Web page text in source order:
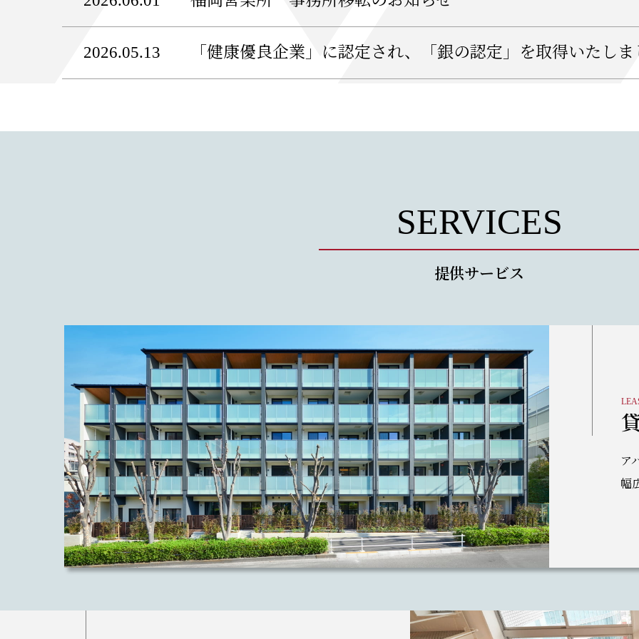
2026.05.13 「健康優良企業」に認定され、「銀の認定」を取得いたしま
SERVICES
提供サービス
ア
幅